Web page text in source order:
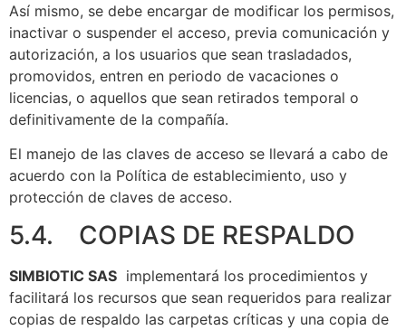
Así mismo, se debe encargar de modificar los permisos,
inactivar o suspender el acceso, previa comunicación y
autorización, a los usuarios que sean trasladados,
promovidos, entren en periodo de vacaciones o
licencias, o aquellos que sean retirados temporal o
definitivamente de la compañía.
El manejo de las claves de acceso se llevará a cabo de
acuerdo con la Política de establecimiento, uso y
protección de claves de acceso.
5.4. COPIAS DE RESPALDO
SIMBIOTIC SAS implementará los procedimientos y
facilitará los recursos que sean requeridos para realizar
copias de respaldo las carpetas críticas y una copia de